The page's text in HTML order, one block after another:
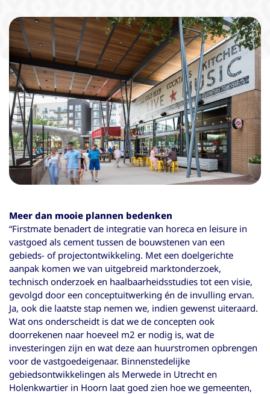
Meer dan mooie plannen bedenken
“Firstmate benadert de integratie van horeca en leisure in
vastgoed als cement tussen de bouwstenen van een
gebieds- of projectontwikkeling. Met een doelgerichte
aanpak komen we van uitgebreid marktonderzoek,
technisch onderzoek en haalbaarheidsstudies tot een visie,
gevolgd door een conceptuitwerking én de invulling ervan.
Ja, ook die laatste stap nemen we, indien gewenst uiteraard.
Wat ons onderscheidt is dat we de concepten ook
doorrekenen naar hoeveel m2 er nodig is, wat de
investeringen zijn en wat deze aan huurstromen opbrengen
voor de vastgoedeigenaar. Binnenstedelijke
gebiedsontwikkelingen als Merwede in Utrecht en
Holenkwartier in Hoorn laat goed zien hoe we gemeenten,